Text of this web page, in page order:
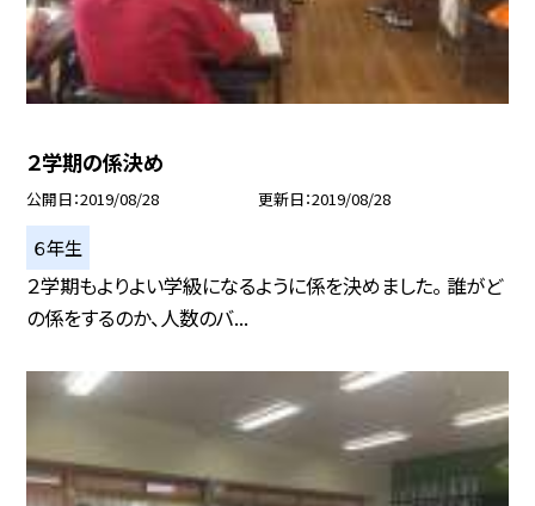
２学期の係決め
公開日 2019/08/28 更新日 2019/08/28
６年生
２学期もよりよい学級になるように係を決めました。 誰がど
の係をするのか、人数のバ...